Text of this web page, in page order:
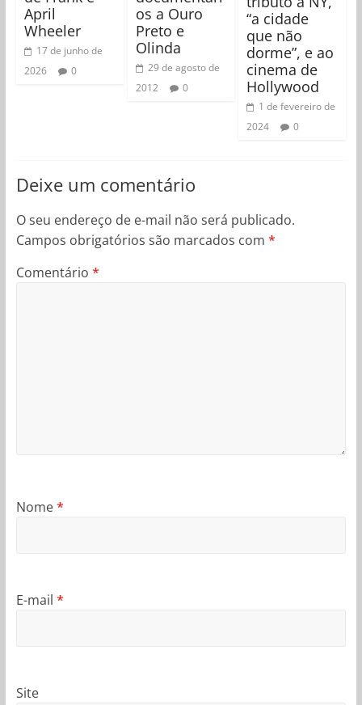
April
Wheeler
17 de junho de
2026
0
os a Ouro
Preto e
Olinda
29 de agosto de
2012
0
“a cidade
que não
dorme”, e ao
cinema de
Hollywood
1 de fevereiro de
2024
0
Deixe um comentário
O seu endereço de e-mail não será publicado.
Campos obrigatórios são marcados com *
Comentário *
Nome*
E-mail *
Site